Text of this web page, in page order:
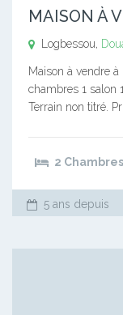
MAISON À
Logbessou,
Maison à vendre
chambres 1 salon
Terrain non titré.
2 Chambres
5 ans depuis